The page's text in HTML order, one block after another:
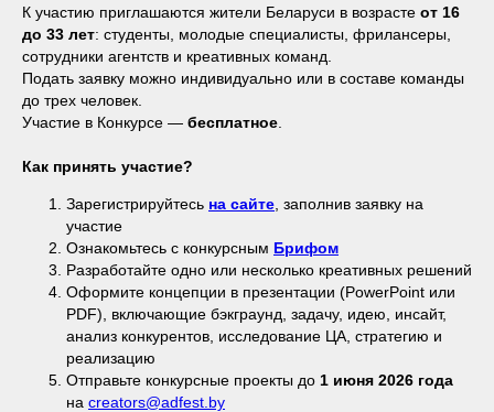
К участию приглашаются жители Беларуси в возрасте от 16
до 33 лет: студенты, молодые специалисты, фрилансеры,
сотрудники агентств и креативных команд.
Подать заявку можно индивидуально или в составе команды
до трех человек.
Участие в Конкурсе — бесплатное
Как принять участие?
Зарегистрируйтесь на сайте , заполнив заявку на
участие
Ознакомьтесь с конкурсным Брифом
Разработайте одно или несколько креативных решений
Оформите концепции в презентации (PowerPoint или
PDF), включающие бэкграунд, задачу, идею, инсайт,
анализ конкурентов, исследование ЦА, стратегию и
реализацию
Отправьте конкурсные проекты до 1 июня 2026 года
на creators@adfest.by